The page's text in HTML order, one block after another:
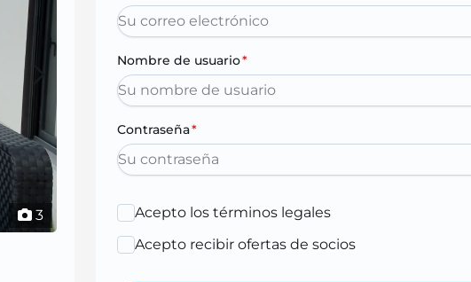
3
Nombre de usuario*
Contraseña*
Acepto los términos legales
Acepto recibir ofertas de socios